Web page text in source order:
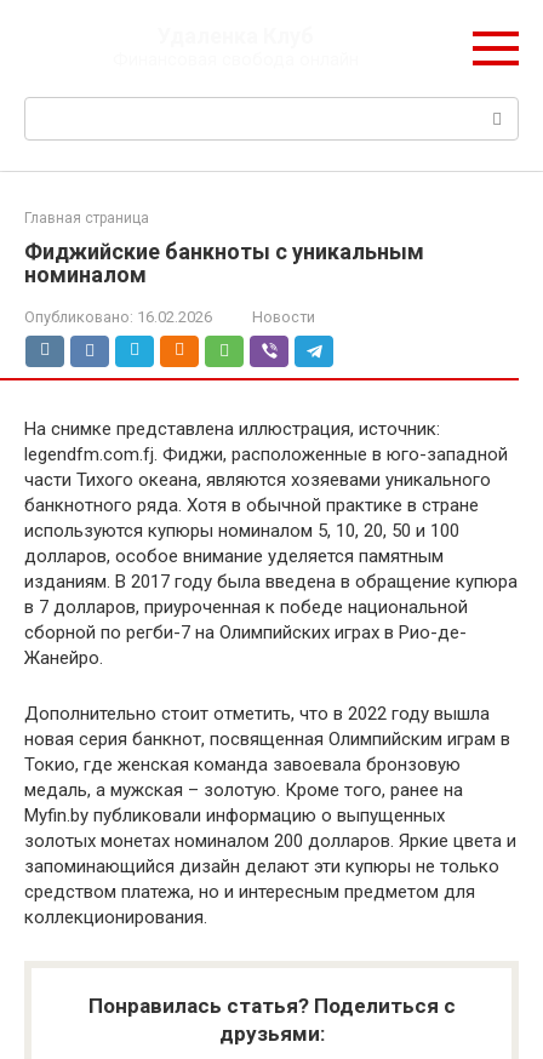
Поиск:
Главная страница
Фиджийские банкноты с уникальным
номиналом
Опубликовано: 16.02.2026 Новости
На снимке представлена иллюстрация, источник:
legendfm.com.fj. Фиджи, расположенные в юго-западной
части Тихого океана, являются хозяевами уникального
банкнотного ряда. Хотя в обычной практике в стране
используются купюры номиналом 5, 10, 20, 50 и 100
долларов, особое внимание уделяется памятным
изданиям. В 2017 году была введена в обращение купюра
в 7 долларов, приуроченная к победе национальной
сборной по регби-7 на Олимпийских играх в Рио-де-
Жанейро.
Дополнительно стоит отметить, что в 2022 году вышла
новая серия банкнот, посвященная Олимпийским играм в
Токио, где женская команда завоевала бронзовую
медаль, а мужская – золотую. Кроме того, ранее на
Myfin.by публиковали информацию о выпущенных
золотых монетах номиналом 200 долларов. Яркие цвета и
запоминающийся дизайн делают эти купюры не только
средством платежа, но и интересным предметом для
коллекционирования.
Понравилась статья? Поделиться с
друзьями: